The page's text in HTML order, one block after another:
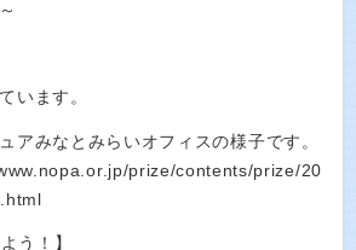
います。
アみなとみらいオフィスの様子です。
prize/contents/prize/20